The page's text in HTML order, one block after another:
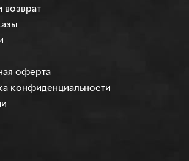
оферта
конфиденциальности